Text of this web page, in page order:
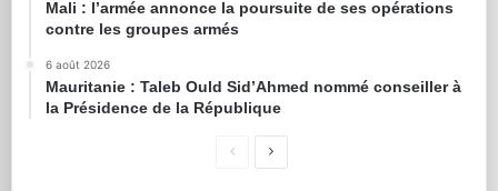
Mali : l’armée annonce la poursuite de ses opérations
contre les groupes armés
6 août 2026
Mauritanie : Taleb Ould Sid’Ahmed nommé conseiller à
la Présidence de la République